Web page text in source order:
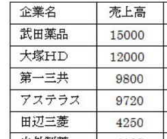
SNSの「加工顔」と美容医療｜AI
がもたらす可能性とこれから
2026.07.13